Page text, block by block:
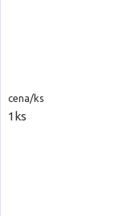
cena/ks
1ks